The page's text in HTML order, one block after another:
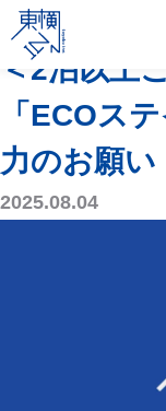
お知らせ
＜2泊以上
「ECOス
力のお願い
2025.08.04